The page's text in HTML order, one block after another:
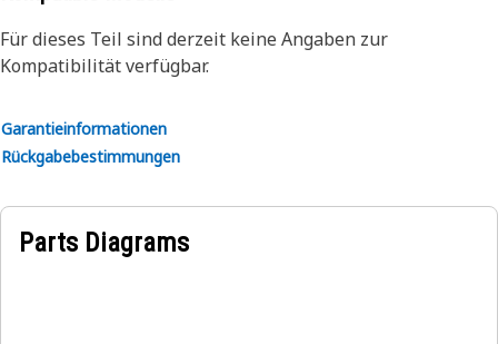
Für dieses Teil sind derzeit keine Angaben zur
Kompatibilität verfügbar.
Garantieinformationen
Rückgabebestimmungen
Parts Diagrams